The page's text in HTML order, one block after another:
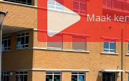
Praktische
Vacatures
Maak